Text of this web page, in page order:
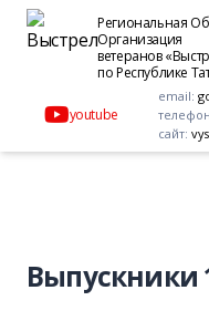
Региональная
Организация
ветеранов
по Республике
youtube
email:
сайт:
Выпускники